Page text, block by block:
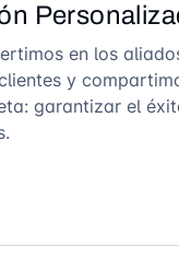
en los
y
garantizar el